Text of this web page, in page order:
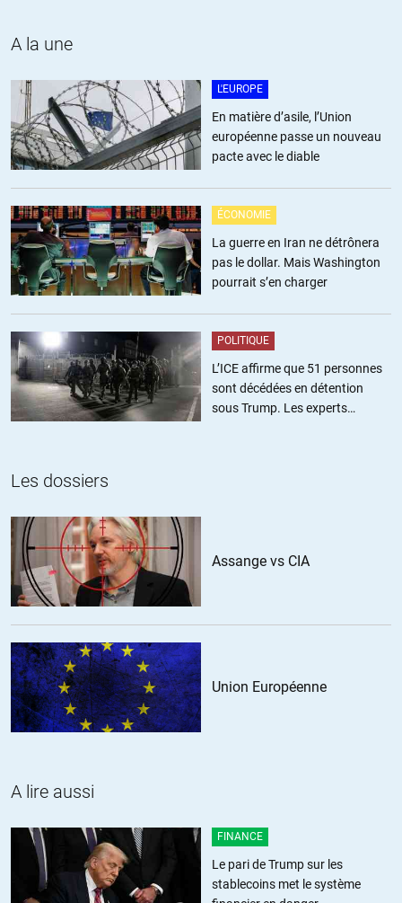
A la une
L'EUROPE
En matière d’asile, l’Union
européenne passe un nouveau
pacte avec le diable
ÉCONOMIE
La guerre en Iran ne détrônera
pas le dollar. Mais Washington
pourrait s’en charger
POLITIQUE
L’ICE affirme que 51 personnes
sont décédées en détention
sous Trump. Les experts
Les dossiers
Assange vs CIA
Union Européenne
A lire aussi
FINANCE
Le pari de Trump sur les
stablecoins met le système